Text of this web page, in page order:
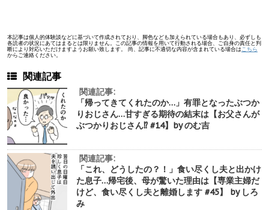
本記事は個人的体験談などに基づいて作成されており、脚色なども加えられている場合もあり、必ずしも
各読者の状況にあてはまるとは限りません。この記事の情報を用いて行動される場合、ご自身の責任と判
断により対応いただけますようお願い致します。 尚、記事に不適切な内容が含まれている場合は こちら
からご連絡ください。
関連記事
関連記事:
「帰ってきてくれたのか…」有罪となったぶつか
りおじさん…甘すぎる期待の結末は【お父さんが
ぶつかりおじさん⁉︎ #14】by のむ吉
関連記事:
「これ、どうしたの？！」食い尽くし夫と出かけ
た息子…帰宅後、母が驚いた理由は【専業主婦だ
けど、食い尽くし夫と離婚します #45】 by しろ
み